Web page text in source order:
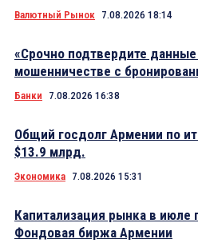
Валютный Рынок 7.08.2026 18:14
«Срочно подтвердите
мошенничестве с
Банки 7.08.2026 16:38
Общий госдолг Армении по
$13.9 млрд.
Экономика 7.08.2026 15:31
Капитализация рынка в
Фондовая биржа Армении